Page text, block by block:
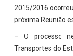
2015/2016
próxima Reunião
– O processo
Transportes do